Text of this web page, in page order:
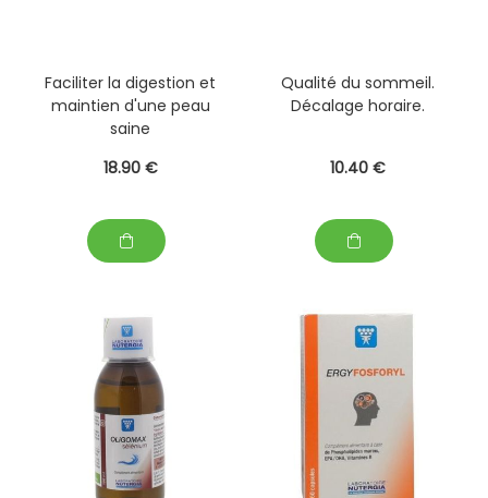
Faciliter la digestion et
maintien d'une peau
saine
18.90 €
Qualité du sommeil.
Décalage horaire.
10.40 €